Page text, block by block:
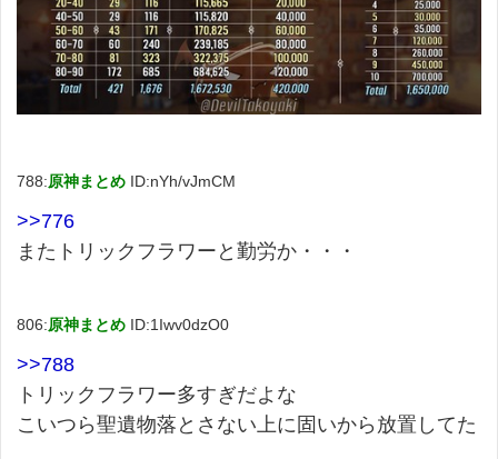
788:原神まとめ ID:nYh/vJmCM
>>776
またトリックフラワーと勤労か・・・
806:原神まとめ ID:1Iwv0dzO0
>>788
トリックフラワー多すぎだよな
こいつら聖遺物落とさない上に固いから放置してた